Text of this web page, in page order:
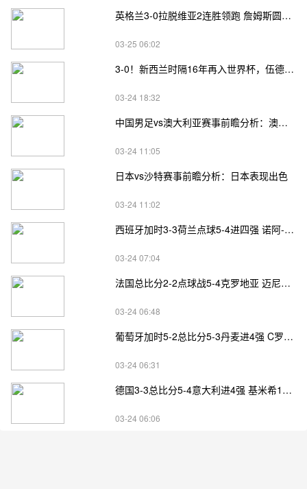
英格兰3-0拉脱维亚2连胜领跑 詹姆斯圆月弯刀凯恩埃泽建功
03-25 06:02
3-0！新西兰时隔16年再入世界杯，伍德将二度征战
03-24 18:32
中国男足vs澳大利亚赛事前瞻分析：澳大利亚进攻不俗
03-24 11:05
日本vs沙特赛事前瞻分析：日本表现出色
03-24 11:02
西班牙加时3-3荷兰点球5-4进四强 诺阿-朗&马伦失点
03-24 07:04
法国总比分2-2点球战5-4克罗地亚 迈尼昂两扑点
03-24 06:48
葡萄牙加时5-2总比分5-3丹麦进4强 C罗失点+补射破门
03-24 06:31
德国3-3总比分5-4意大利进4强 基米希1射2传小基恩双响
03-24 06:06